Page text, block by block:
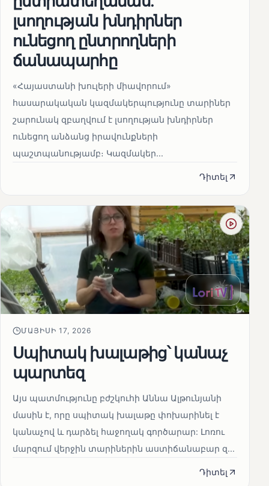
լսողության խնդիրներ
ունեցող ընտրողների
ճանապարհը
«Հայաստանի խուլերի միավորում»
հասարակական կազմակերպությունը տարիներ
շարունակ զբաղվում է լսողության խնդիրներ
ունեցող անձանց իրավունքների
պաշտպանությամբ։ Կազմակեր...
Դիտել
ՄԱՅԻՍԻ 17, 2026
Սպիտակ խալաթից՝ կանաչ
պարտեզ
Այս պատմությունը բժշկուհի Աննա Ալթունյանի
մասին է, որը սպիտակ խալաթը փոխարինել է
կանաչով և դարձել հաջողակ գործարար: Լոռու
մարզում վերջին տարիներին աստիճանաբար զ...
Դիտել